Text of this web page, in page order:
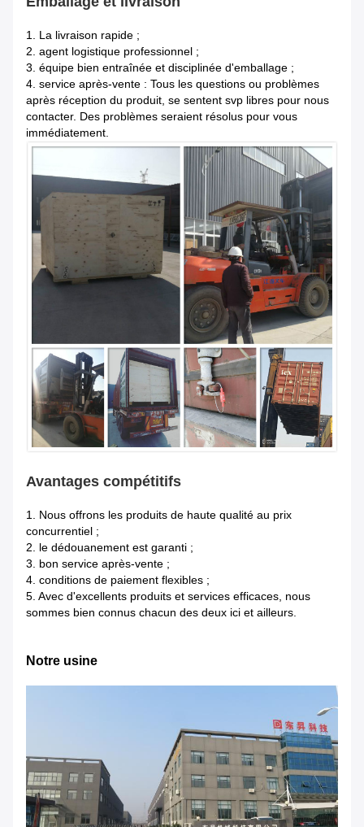
1. La livraison rapide ;
2. agent logistique professionnel ;
3. équipe bien entraînée et disciplinée d'emballage ;
4. service après-vente : Tous les questions ou problèmes
après réception du produit, se sentent svp libres pour nous
contacter. Des problèmes seraient résolus pour vous
immédiatement.
Avantages compétitifs
1. Nous offrons les produits de haute qualité au prix
concurrentiel ;
2. le dédouanement est garanti ;
3. bon service après-vente ;
4. conditions de paiement flexibles ;
5. Avec d'excellents produits et services efficaces, nous
sommes bien connus chacun des deux ici et ailleurs.
Notre usine